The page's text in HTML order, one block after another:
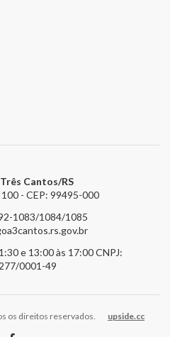
Cantos/RS
- CEP: 99495-000
1083/1084/1085
e 13:00 às 17:00CNPJ:
0001-49
os direitos reservados. upside.cc